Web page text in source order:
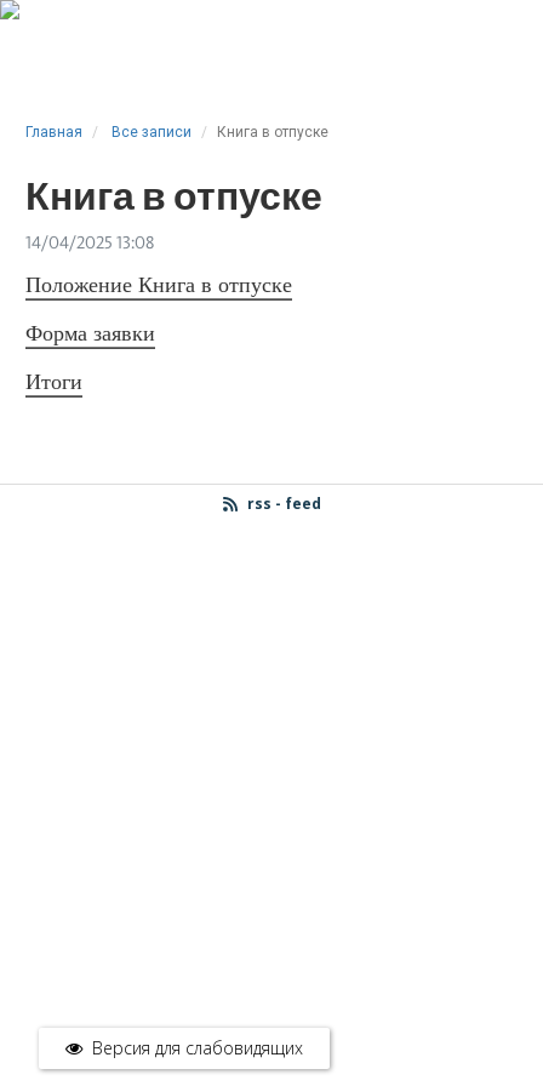
Главная Все записи Книга в отпуске
Книга в отпуске
14/04/2025 13:08
Положение Книга в отпуске
Форма заявки
Итоги
rss - feed
Версия для слабовидящих